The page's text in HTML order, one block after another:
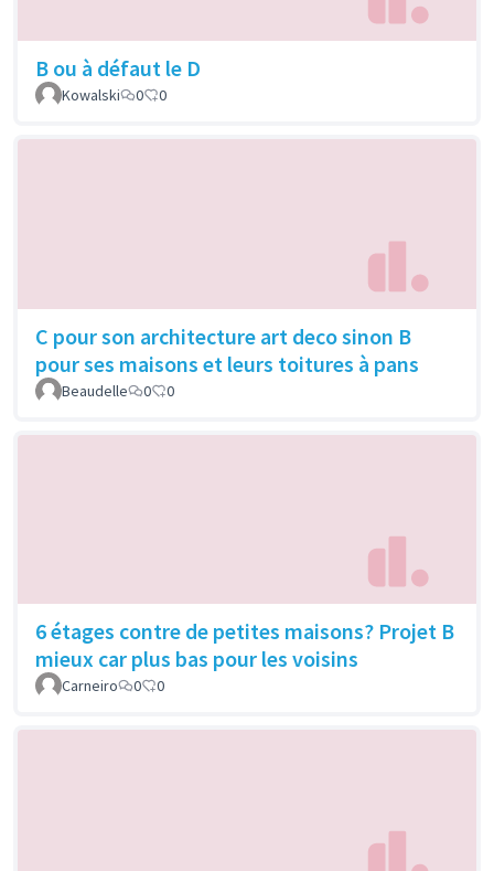
B ou à défaut le D
Kowalski 0 0
C pour son architecture art deco sinon B
pour ses maisons et leurs toitures à pans
Beaudelle 0 0
6 étages contre de petites maisons? Projet B
mieux car plus bas pour les voisins
Carneiro 0 0